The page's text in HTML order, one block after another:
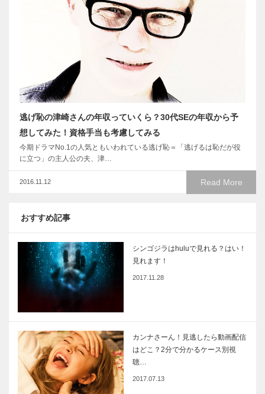
逃げ恥の津崎さんの年収っていくら？30代SEの年収から予
想してみた！資格手当も考慮してみる
今期ドラマNo.1の人気ともいわれている逃げ恥＝「逃げるは恥だが役
に立つ」の主人公の夫、津…
Read More
2016.11.12
おすすめ記事
シンゴジラはhuluで見れる？はい！
見れます！
2017.11.28
カンナさーん！見逃したら動画配信
はどこ？2分で分かるケース別視
聴…
2017.07.13